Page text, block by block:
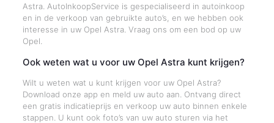
Astra. AutoInkoopService is gespecialiseerd in autoinkoop
en in de verkoop van gebruikte auto’s, en we hebben ook
interesse in uw Opel Astra. Vraag ons om een bod op uw
Opel.
Ook weten wat u voor uw Opel Astra kunt krijgen?
Wilt u weten wat u kunt krijgen voor uw Opel Astra?
Download onze app en meld uw auto aan. Ontvang direct
een gratis indicatieprijs en verkoop uw auto binnen enkele
stappen. U kunt ook foto’s van uw auto sturen via het